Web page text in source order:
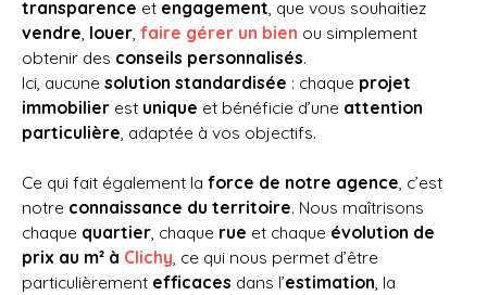
transparence et engagement, que vous souhaitiez
vendre, louer, faire gérer un bien ou simplement
obtenir des conseils personnalisés.
Ici, aucune solution standardisée : chaque projet
immobilier est unique et bénéficie d’une attention
particulière, adaptée à vos objectifs.
Ce qui fait également la force de notre agence, c’est
notre connaissance du territoire. Nous maîtrisons
chaque quartier, chaque rue et chaque évolution de
prix au m² à Clichy, ce qui nous permet d’être
particulièrement efficaces dans l’estimation, la